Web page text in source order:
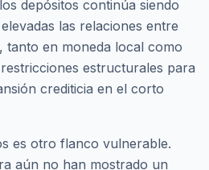
depósitos continúa siendo
las relaciones entre
tanto en moneda local como
estructurales para
crediticia en el corto
es otro flanco vulnerable.
aún no han mostrado un